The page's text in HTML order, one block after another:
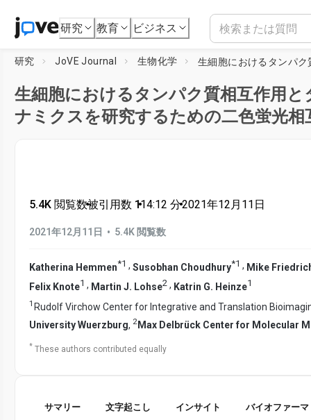
研究 教育 ビジネス
研究 JoVE Journal 生物化学
生細胞におけるタンパク質相互作用
ナミクスを研究するための二色蛍光相
5.4K 閲覧数•被引用数 1•14:12 分•2021年12月11日
2021年12月11日 • 5.4K 閲覧数
Katherina Hemmen*1 , Susobhan Choudhury*1 , Mike
Felix Knote1 , Martin J. Lohse2 , Katrin G. Heinze1
1 Rudolf Virchow Center for Integrative and Translation
University Wuerzburg, 2 Max Delbrück Center for Molecular
* These authors contributed equally
サマリー 文字起こし インサイト バイオファー